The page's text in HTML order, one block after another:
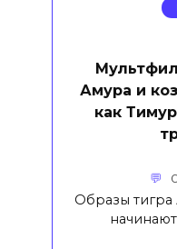
Амура и
как
Образы тигра